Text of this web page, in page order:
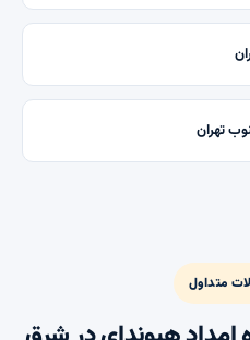
تهران
متداول